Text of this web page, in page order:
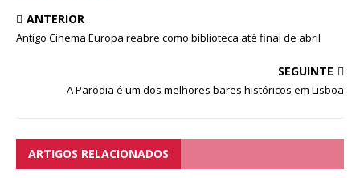
ANTERIOR
Antigo Cinema Europa reabre como biblioteca até final de abril
SEGUINTE
A Paródia é um dos melhores bares históricos em Lisboa
ARTIGOS RELACIONADOS